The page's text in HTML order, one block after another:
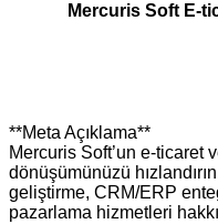
Mercuris Soft E-
**Meta Açıklama**
Mercuris Soft’un e‑ticaret
dönüşümünüzü
geliştirme, CRM/ERP
pazarlama hizmetleri